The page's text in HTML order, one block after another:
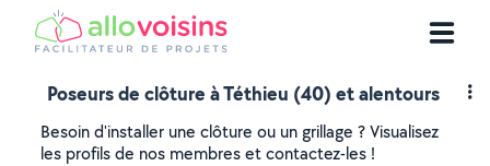
Poseurs de clôture à Téthieu (40) et alentours
Besoin d'installer une clôture ou un grillage ? Visualisez
les profils de nos membres et contactez-les !